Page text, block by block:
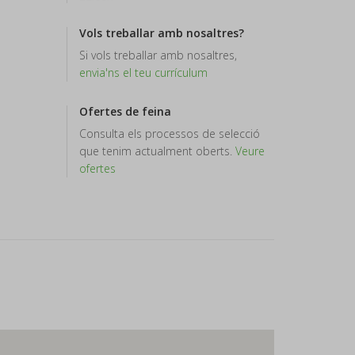
Vols treballar amb nosaltres?
Si vols treballar amb nosaltres,
envia'ns el teu currículum
Ofertes de feina
Consulta els processos de selecció
que tenim actualment oberts. Veure
ofertes